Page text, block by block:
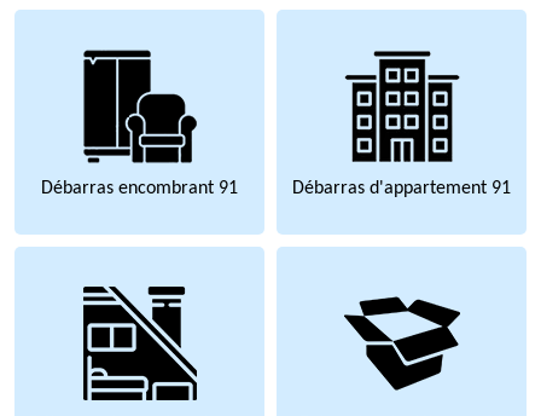
Débarras encombrant 91 Débarras d'appartement 91